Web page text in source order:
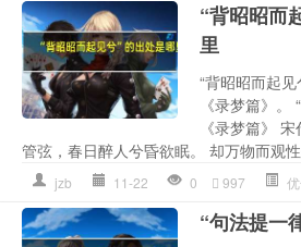
“背昭昭而
里
“背昭昭而起
《录梦篇》。
《录梦篇》
管弦，春日醉人兮昏欲眠。 却万物而观
jzb 11-22 0 997
“句法提一